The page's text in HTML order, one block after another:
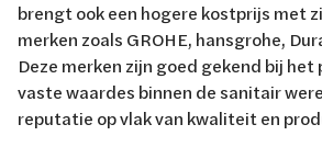
brengt ook een hogere kostprijs met
merken zoals GROHE, hansgrohe,
Deze merken zijn goed gekend bij het
vaste waardes binnen de sanitair
reputatie op vlak van kwaliteit en